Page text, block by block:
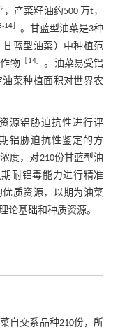
2 ，产菜籽油约500 万t，
-14
。甘蓝型油菜是3种
蓝型油菜）中种植范
物［ 14
。油菜易受铝
菜种植面积对世界农
源铝胁迫抗性进行评
铝胁迫抗性鉴定的方
度，对210份甘蓝型油
耐铝毒能力进行精准
质资源，以期为油菜
论基础和种质资源。
自交系品种210份，所